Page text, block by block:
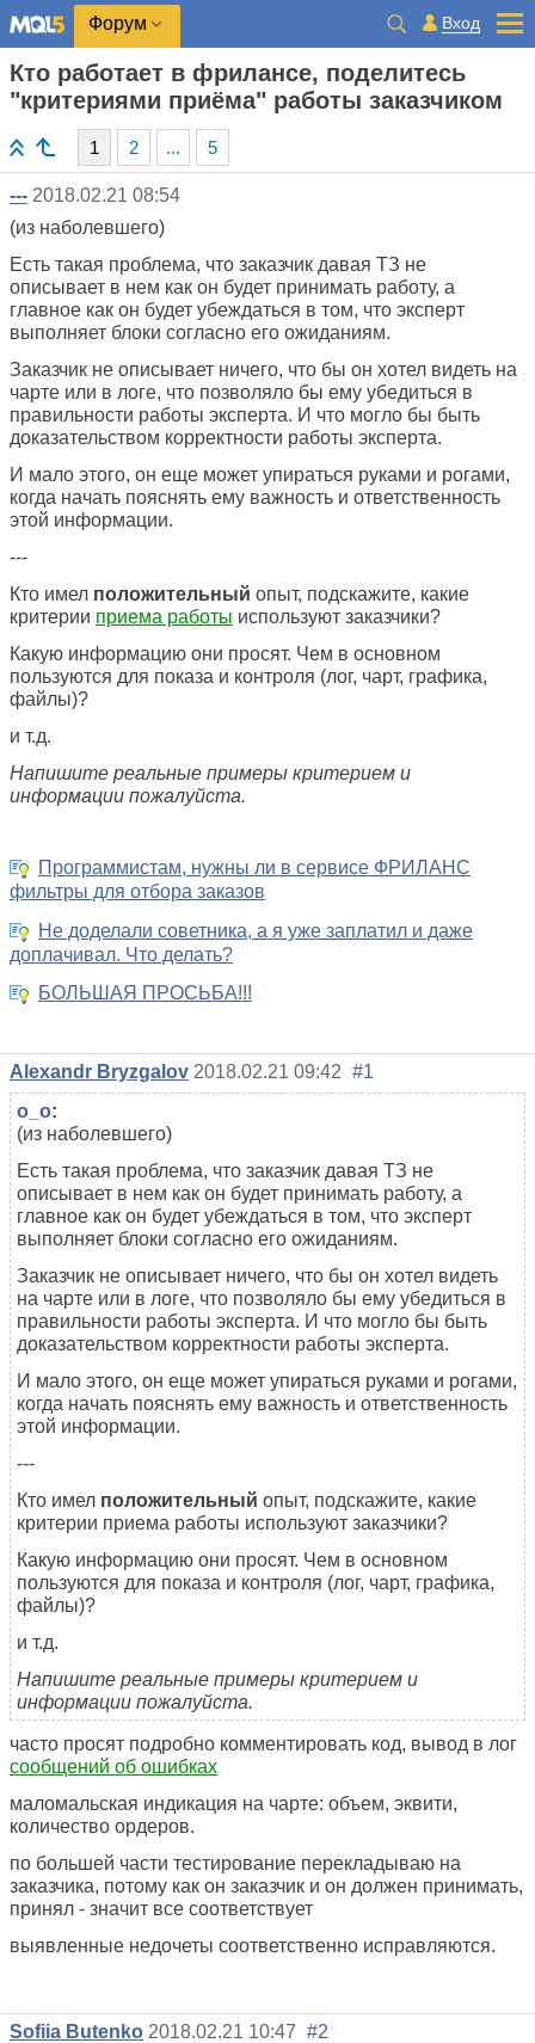
Форум Вход
Кто работает в фрилансе, поделитесь
"критериями приёма" работы заказчиком
1 2 ... 5
--- 2018.02.21 08:54
(из наболевшего)
Есть такая проблема, что заказчик давая ТЗ не
описывает в нем как он будет принимать работу, а
главное как он будет убеждаться в том, что эксперт
выполняет блоки согласно его ожиданиям.
Заказчик не описывает ничего, что бы он хотел видеть на
чарте или в логе, что позволяло бы ему убедиться в
правильности работы эксперта. И что могло бы быть
доказательством корректности работы эксперта.
И мало этого, он еще может упираться руками и рогами,
когда начать пояснять ему важность и ответственность
этой информации.
---
Кто имел положительный опыт, подскажите, какие
критерии приема работы используют заказчики?
Какую информацию они просят. Чем в основном
пользуются для показа и контроля (лог, чарт, графика,
файлы)?
и т.д.
Напишите реальные примеры критерием и
информации пожалуйста.
Программистам, нужны ли в сервисе ФРИЛАНС
фильтры для отбора заказов
Не доделали советника, а я уже заплатил и даже
доплачивал. Что делать?
БОЛЬШАЯ ПРОСЬБА!!!
Alexandr Bryzgalov 2018.02.21 09:42 #1
o_o:
(из наболевшего)
Есть такая проблема, что заказчик давая ТЗ не
описывает в нем как он будет принимать работу, а
главное как он будет убеждаться в том, что эксперт
выполняет блоки согласно его ожиданиям.
Заказчик не описывает ничего, что бы он хотел видеть
на чарте или в логе, что позволяло бы ему убедиться в
правильности работы эксперта. И что могло бы быть
доказательством корректности работы эксперта.
И мало этого, он еще может упираться руками и рогами,
когда начать пояснять ему важность и ответственность
этой информации.
---
Кто имел положительный опыт, подскажите, какие
критерии приема работы используют заказчики?
Какую информацию они просят. Чем в основном
пользуются для показа и контроля (лог, чарт, графика,
файлы)?
и т.д.
Напишите реальные примеры критерием и
информации пожалуйста.
часто просят подробно комментировать код, вывод в лог
сообщений об ошибках
маломальская индикация на чарте: объем, эквити,
количество ордеров.
по большей части тестирование перекладываю на
заказчика, потому как он заказчик и он должен принимать,
принял - значит все соответствует
выявленные недочеты соответственно исправляются.
Sofiia Butenko 2018.02.21 10:47 #2